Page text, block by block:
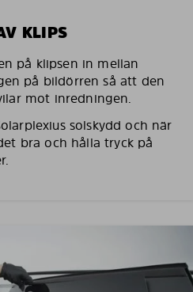
KLIPS
på klipsen in mellan
på bildörren så att den
mot inredningen.
solskydd och när
bra och hålla tryck på